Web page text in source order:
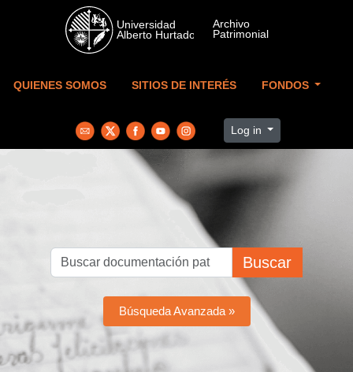
Skip to main content
QUIENES SOMOS SITIOS DE INTERÉS FONDOS
Log in
Buscar
Búsqueda Avanzada »